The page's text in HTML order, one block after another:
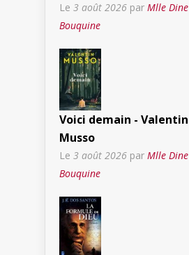
Le 3 août 2026 par Mlle Dine
Bouquine
Voici demain - Valentin
Musso
Le 3 août 2026 par Mlle Dine
Bouquine